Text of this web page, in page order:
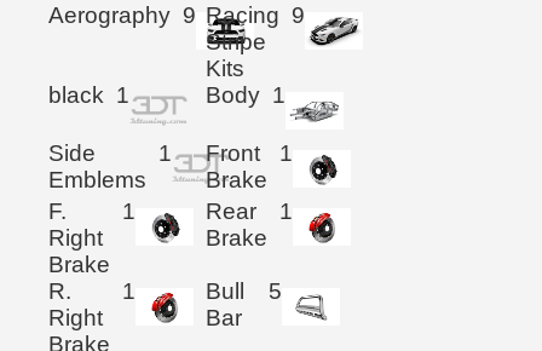
Aerography 9 Racing
Stripe
Kits
9
black 1 Body 1
Side
Emblems
1
Front
Brake
1
F.
Right
Brake
1
Rear
Brake
1
R.
Right
Brake
1
Bull
Bar
5